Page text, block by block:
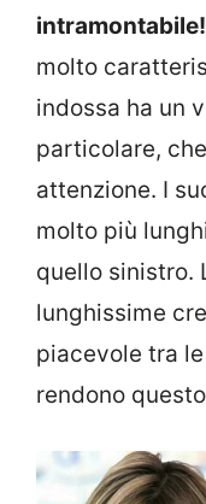
intramontabile!
molto
indossa ha un
particolare,
attenzione. I
molto più
quello sinistro.
lunghissime
piacevole tra
rendono